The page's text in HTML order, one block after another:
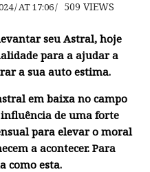
/AT 17:06/ 509 VIEWS
seu Astral, hoje
para a ajudar a
a sua auto estima.
em baixa no campo
de uma forte
para elevar o moral
a acontecer. Para
como esta.